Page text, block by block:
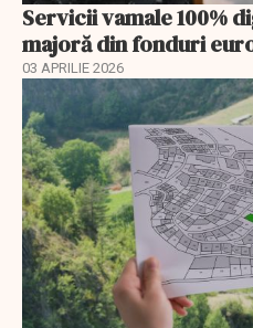
Servicii vamale 100%
majoră din fonduri
03 APRILIE 2026